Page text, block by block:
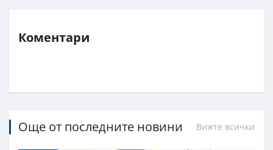
Коментари
Още от последните новини Вижте всички